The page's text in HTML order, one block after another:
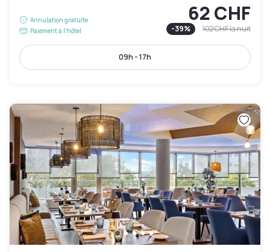
Annulation gratuite
Paiement à l'hôtel
62 CHF
-39% 102 CHFla nuit
09h - 17h